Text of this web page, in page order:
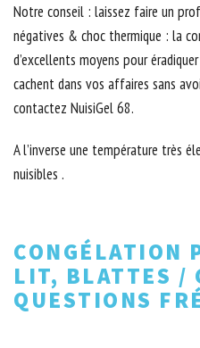
Notre conseil : laissez faire un
négatives & choc thermique : la
d’excellents moyens pour
cachent dans vos affaires sans
contactez NuisiGel 68.
A l’inverse une température très
nuisibles .
CONGÉLATION
LIT, BLATTES /
QUESTIONS